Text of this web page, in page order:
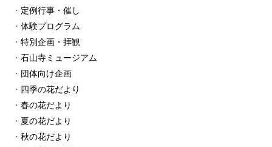
定例行事・催し
体験プログラム
特別企画・拝観
石山寺ミュージアム
団体向け企画
四季の花だより
春の花だより
夏の花だより
秋の花だより